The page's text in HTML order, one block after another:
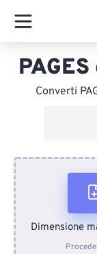
Converti
Dimensione